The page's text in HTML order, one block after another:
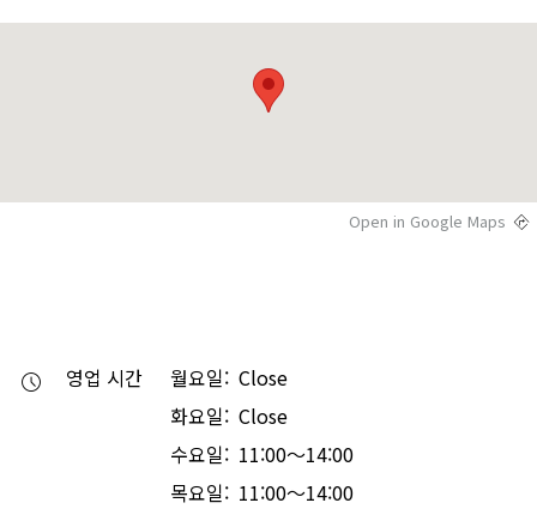
Open in Google Maps
영업 시간
월요일: Close
화요일: Close
수요일: 11:00～14:00
목요일: 11:00～14:00